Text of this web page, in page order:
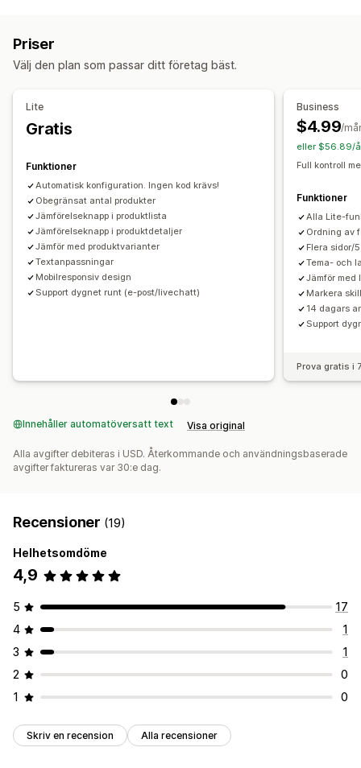
Visningsalternativ
Översättning
Mobilanpassning
Priser
Välj den plan som passar ditt företag bäst.
Lite
Gratis
Funktioner
Automatisk konfiguration. Ingen kod krävs!
Obegränsat antal produkter
Jämförelseknapp i produktlista
Jämförelseknapp i produktdetaljer
Jämför med produktvarianter
Textanpassningar
Mobilresponsiv design
Support dygnet runt (e-post/livechatt)
Business
$4.99/
eller $56.89/
Full kontroll
Funktioner
Alla Lite-
Ordning av
Flera sidor/
Tema- och
Jämför med
Markera
14 dagars
Support
Prova gratis i
Innehåller automatöversatt text Visa original
Alla avgifter debiteras i USD. Återkommande och användningsbaserade
avgifter faktureras var 30:e dag.
Recensioner (19)
Helhetsomdöme
4,9
5
17
4
1
3
1
2
0
1
0
Skriv en recension Alla recensioner